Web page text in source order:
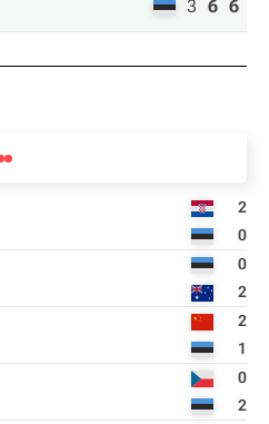
3 6 6
2
0
0
2
2
1
0
2